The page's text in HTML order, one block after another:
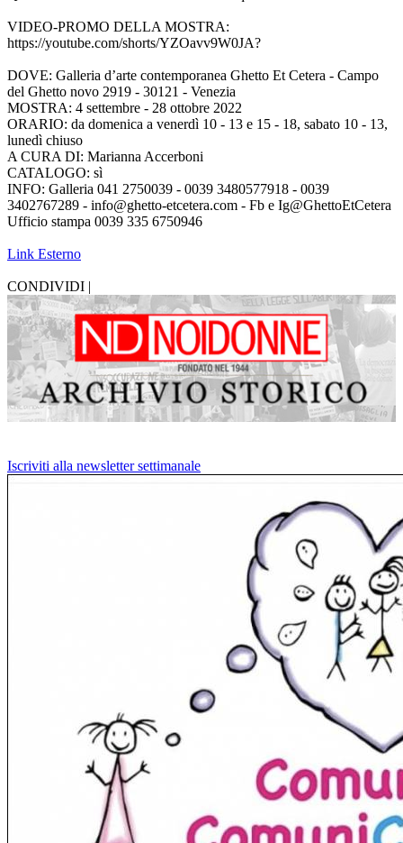
VIDEO-PROMO DELLA MOSTRA:
https://youtube.com/shorts/YZOavv9W0JA?
DOVE: Galleria d’arte contemporanea Ghetto Et Cetera - Campo
del Ghetto novo 2919 - 30121 - Venezia
MOSTRA: 4 settembre - 28 ottobre 2022
ORARIO: da domenica a venerdì 10 - 13 e 15 - 18, sabato 10 - 13,
lunedì chiuso
A CURA DI: Marianna Accerboni
CATALOGO: sì
INFO: Galleria 041 2750039 - 0039 3480577918 - 0039
3402767289 - info@ghetto-etcetera.com - Fb e Ig@GhettoEtCetera
Ufficio stampa 0039 335 6750946
Link Esterno
CONDIVIDI |
Iscriviti alla newsletter settimanale